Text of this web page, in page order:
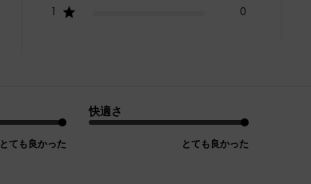
1
0
とても良かった
快適さ
とても良かった